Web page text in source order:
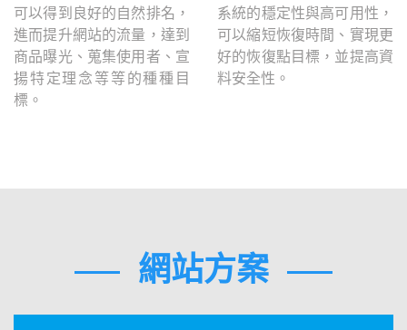
可以得到良好的自然排名，
進而提升網站的流量，達到
商品曝光、蒐集使用者、宣
揚特定理念等等的種種目
標。
系統的穩定性與高可用性，
可以縮短恢復時間、實現更
好的恢復點目標，並提高資
料安全性。
網站方案